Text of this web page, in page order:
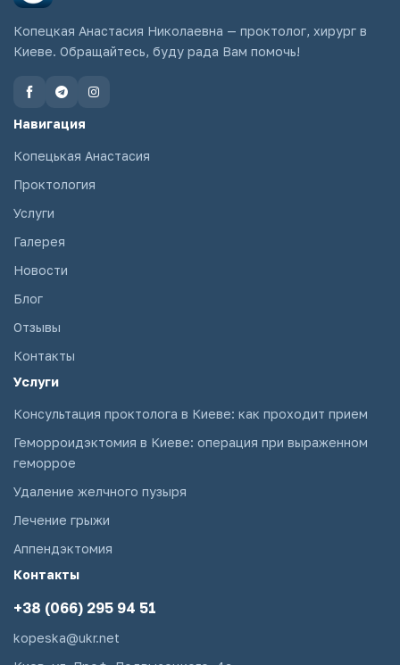
Копецкая Анастасия Николаевна — проктолог, хирург в
Киеве. Обращайтесь, буду рада Вам помочь!
Навигация
Копецькая Анастасия
Проктология
Услуги
Галерея
Новости
Блог
Отзывы
Контакты
Услуги
Консультация проктолога в Киеве: как проходит прием
Геморроидэктомия в Киеве: операция при выраженном
геморрое
Удаление желчного пузыря
Лечение грыжи
Аппендэктомия
Контакты
+38 (066) 295 94 51
kopeska@ukr.net